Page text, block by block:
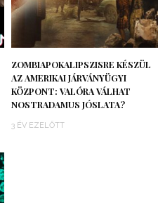
ZOMBIAPOKALIPSZISRE KÉSZÜL
AZ AMERIKAI JÁRVÁNYÜGYI
KÖZPONT: VALÓRA VÁLHAT
NOSTRADAMUS JÓSLATA?
3 ÉV EZELŐTT